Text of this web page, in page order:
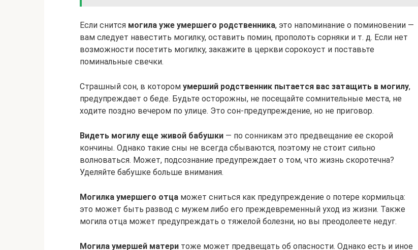
Если снится могила уже умершего родственника, это напоминание о поминовении —
вам следует навестить могилку, оставить помин, прополоть сорняки и т. д. Если нет
возможности посетить могилку, закажите в церкви сорокоуст и поставьте
поминальные свечки.
Страшный сон, в котором умерший родственник пытается вас затащить в могилу,
предупреждает о беде. Будьте осторожны, не посещайте сомнительные места, не
ходите поздно вечером по улице. Это сон-предупреждение, но не приговор.
Видеть могилу еще живой бабушки — по сонникам это предвещание ее скорой
кончины. Однако такие сны не всегда сбываются, поэтому не стоит сильно
волноваться. Может, подсознание предупреждает о том, что жизнь скоротечна?
Уделяйте бабушке больше внимания.
Могилка умершего отца может сниться как предупреждение о потере кормильца:
это может быть развод с мужем либо его преждевременный уход из жизни. Также
могила отца может предупреждать о тяжелой болезни, но вы преодолеете недуг.
Могила умершей матери тоже может предвещать об опасности. Однако есть и иное